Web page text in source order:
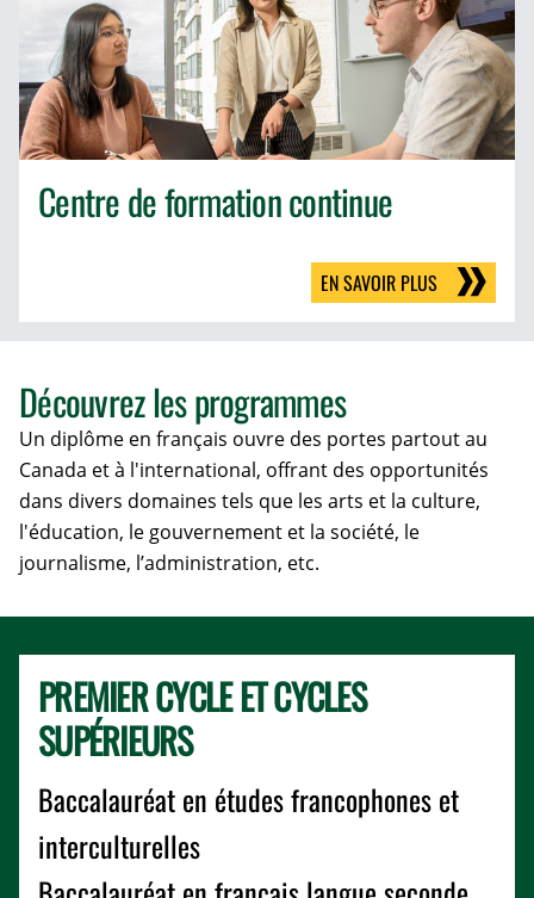
Centre de formation continue
EN SAVOIR PLUS
Découvrez les programmes
Un diplôme en français ouvre des portes partout au
Canada et à l'international, offrant des opportunités
dans divers domaines tels que les arts et la culture,
l'éducation, le gouvernement et la société, le
journalisme, l’administration, etc.
PREMIER CYCLE ET CYCLES
SUPÉRIEURS
Baccalauréat en études francophones et
interculturelles